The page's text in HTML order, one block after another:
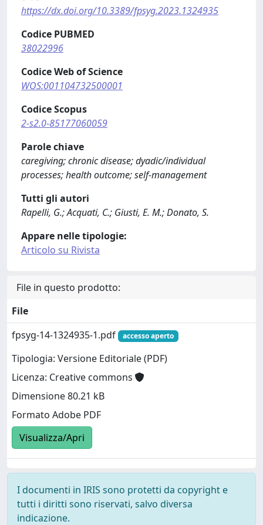
https://dx.doi.org/10.3389/fpsyg.2023.1324935
Codice PUBMED
38022996
Codice Web of Science
WOS:001104732500001
Codice Scopus
2-s2.0-85177060059
Parole chiave
caregiving; chronic disease; dyadic/individual
processes; health outcome; self-management
Tutti gli autori
Rapelli, G.; Acquati, C.; Giusti, E. M.; Donato, S.
Appare nelle tipologie:
Articolo su Rivista
File in questo prodotto:
File
fpsyg-14-1324935-1.pdf
accesso aperto
Tipologia: Versione Editoriale (PDF)
Licenza: Creative commons
Dimensione 80.21 kB
Formato Adobe PDF
Visualizza/Apri
I documenti in IRIS sono protetti da copyright e
tutti i diritti sono riservati, salvo diversa
indicazione.